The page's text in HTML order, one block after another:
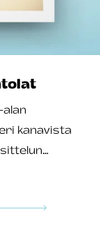
kanavista